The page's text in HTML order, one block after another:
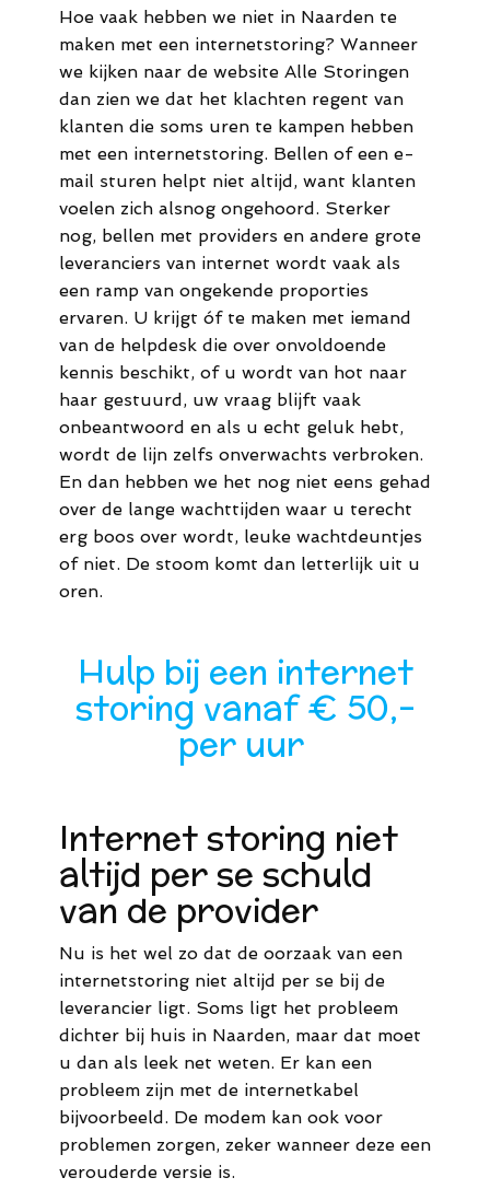
Hoe vaak hebben we niet in Naarden te
maken met een internetstoring? Wanneer
we kijken naar de website Alle Storingen
dan zien we dat het klachten regent van
klanten die soms uren te kampen hebben
met een internetstoring. Bellen of een e-
mail sturen helpt niet altijd, want klanten
voelen zich alsnog ongehoord. Sterker
nog, bellen met providers en andere grote
leveranciers van internet wordt vaak als
een ramp van ongekende proporties
ervaren. U krijgt óf te maken met iemand
van de helpdesk die over onvoldoende
kennis beschikt, of u wordt van hot naar
haar gestuurd, uw vraag blijft vaak
onbeantwoord en als u echt geluk hebt,
wordt de lijn zelfs onverwachts verbroken.
En dan hebben we het nog niet eens gehad
over de lange wachttijden waar u terecht
erg boos over wordt, leuke wachtdeuntjes
of niet. De stoom komt dan letterlijk uit u
oren.
Hulp bij een internet
storing vanaf € 50,-
per uur​
Internet storing niet
altijd per se schuld
van de provider
Nu is het wel zo dat de oorzaak van een
internetstoring niet altijd per se bij de
leverancier ligt. Soms ligt het probleem
dichter bij huis in Naarden, maar dat moet
u dan als leek net weten. Er kan een
probleem zijn met de internetkabel
bijvoorbeeld. De modem kan ook voor
problemen zorgen, zeker wanneer deze een
verouderde versie is.